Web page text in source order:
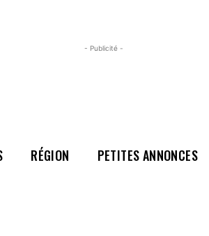
- Publicité -
RÉGION PETITES ANNONCES